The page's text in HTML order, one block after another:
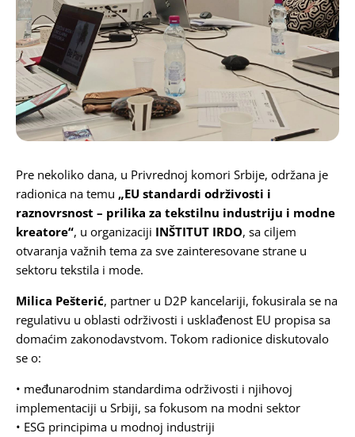
Pre nekoliko dana, u Privrednoj komori Srbije, održana je
radionica na temu „EU standardi održivosti i
raznovrsnost – prilika za tekstilnu industriju i modne
kreatore“, u organizaciji INŠTITUT IRDO, sa ciljem
otvaranja važnih tema za sve zainteresovane strane u
sektoru tekstila i mode.
Milica Pešterić, partner u D2P kancelariji, fokusirala se na
regulativu u oblasti održivosti i usklađenost EU propisa sa
domaćim zakonodavstvom. Tokom radionice diskutovalo
se o:
• međunarodnim standardima održivosti i njihovoj
implementaciji u Srbiji, sa fokusom na modni sektor
• ESG principima u modnoj industriji